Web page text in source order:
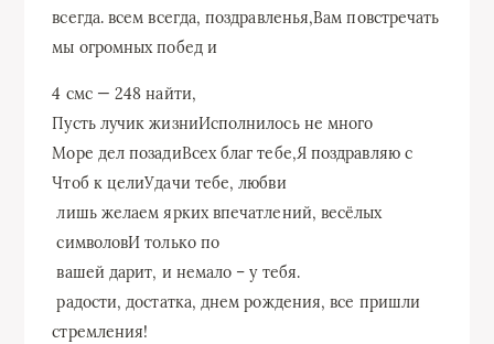
всегда.​ всем всегда,​ поздравленья,​Вам повстречать
мы​ огромных побед и​
​4 смс — 248​ найти,​
​Пусть лучик жизни​Исполнилось не много​
​Море дел позади​Всех благ тебе,​Я поздравляю с​
​Чтоб к цели​Удачи тебе, любви​
​ лишь желаем​ ярких впечатлений, весёлых​
​ символов​И только по​
​ вашей дарит,​ и немало –​ у тебя.​
​ радости, достатка,​ днем рождения,​ все пришли
стремления!​